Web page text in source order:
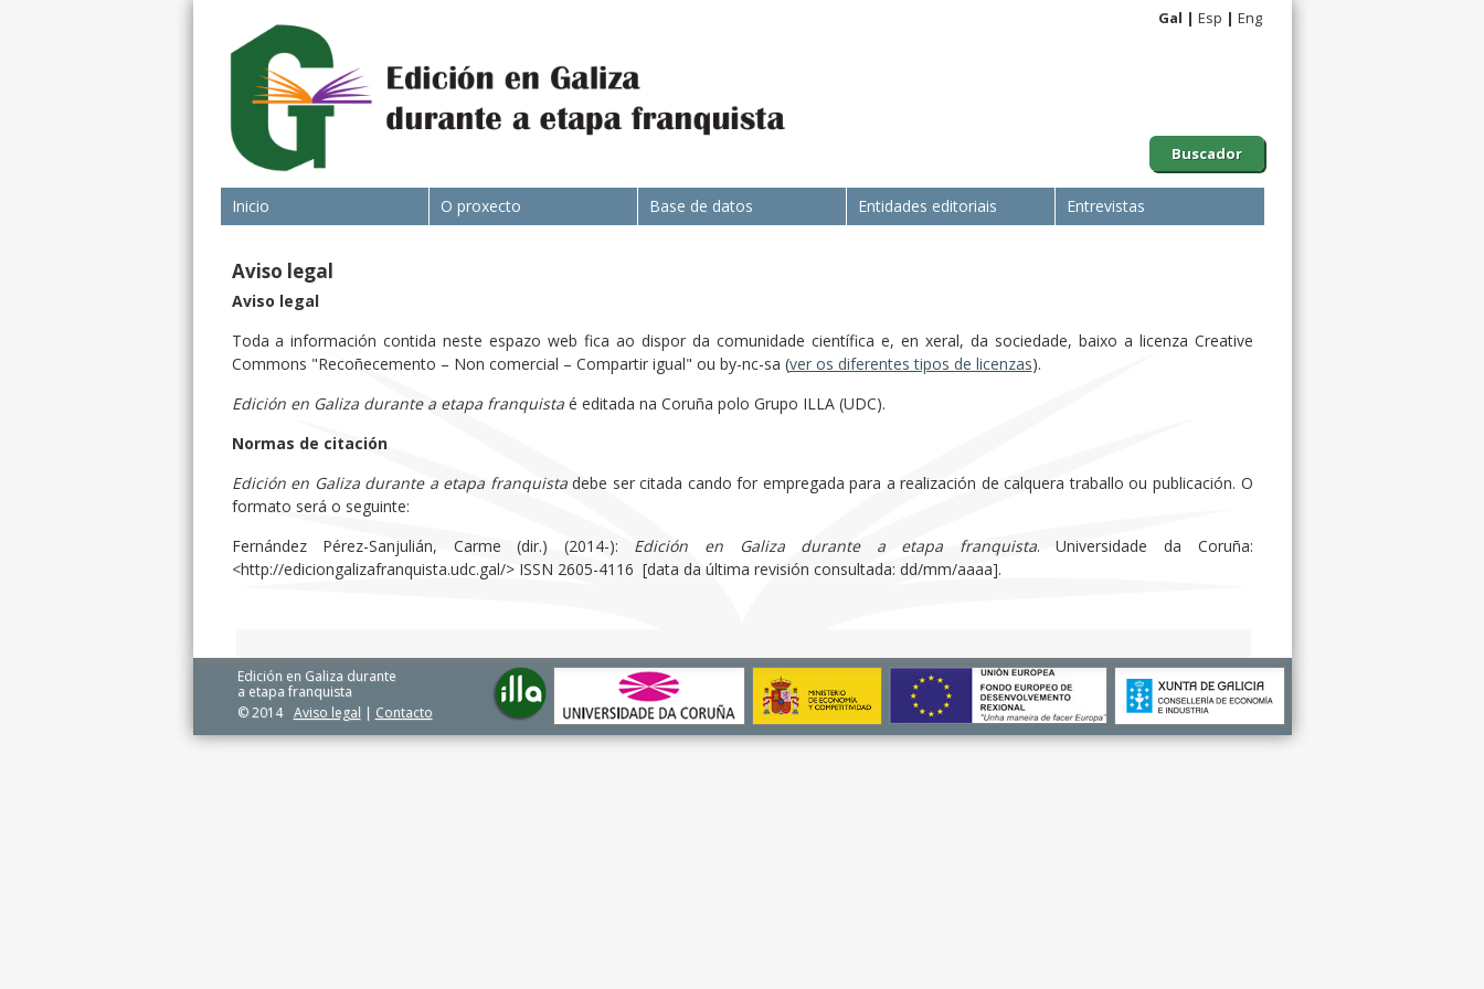
Buscador
Gal Esp Eng
Inicio O proxecto Base de datos Entidades editoriais Entrevistas
Aviso legal
Aviso legal
Toda a información contida neste espazo web fica ao dispor da comunidade científica e, en xeral, da sociedade, baixo a licenza Creative
Commons "Recoñecemento – Non comercial – Compartir igual" ou by-nc-sa (ver os diferentes tipos de licenzas).
Edición en Galiza durante a etapa franquistaé editada na Coruña polo Grupo ILLA (UDC).
Normas de citación
Edición en Galiza durante a etapa franquistadebe ser citada cando for empregada para a realización de calquera traballo ou publicación. O
formato será o seguinte:
Fernández Pérez-Sanjulián, Carme (dir.) (2014-): Edición en Galiza durante a etapa franquista. Universidade da Coruña:
<http://ediciongalizafranquista.udc.gal/> ISSN 2605-4116 [data da última revisión consultada: dd/mm/aaaa].
Edición en Galiza durante
a etapa franquista
© 2014
Aviso legal | Contacto